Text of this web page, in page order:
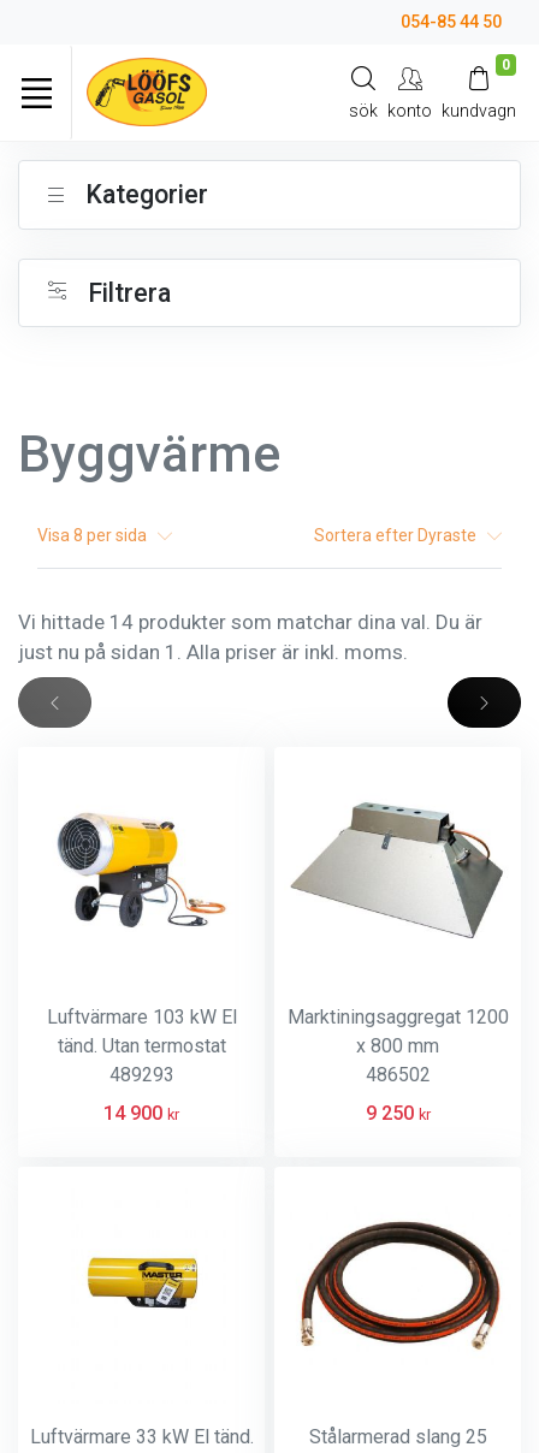
054-85 44 50
sök konto
0
kundvagn
Kategorier
Filtrera
Byggvärme
Visa8 per sida Sortera efter Dyraste
Vi hittade 14 produkter som matchar dina val. Du är
just nu på sidan 1. Alla priser är inkl. moms.
Luftvärmare 103 kW El
tänd. Utan termostat
489293
14 900 kr
Marktiningsaggregat 1200
x 800 mm
486502
9 250 kr
Luftvärmare 33 kW El tänd.
Stålarmerad slang 25